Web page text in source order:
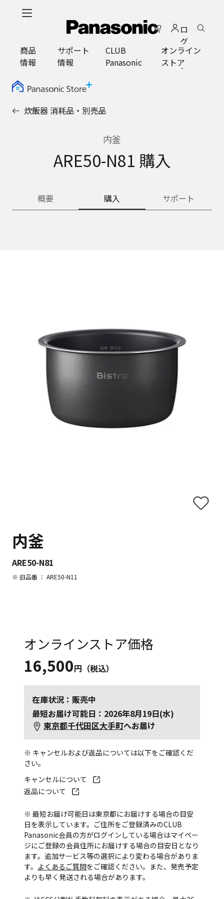
ロ
グ
イ
ン
商品
情報
サポート
情報
CLUB
Panasonic
オンライン
ストア
炊飯器 消耗品・別売品
内釜
ARE50-N81 購入
概要 購入 サポート
内釜
ARE50-N81
※ 旧品番 ： ARE50-N11
オンラインストア価格
16,500円（税込）
在庫状況：販売中
最短お届け可能日：2026年8月19日(水)
東京都千代田区大手町へお届け
※ キャンセルおよび返品については以下をご確認くだ
さい。
キャンセルについて
返品について
※ 最短お届け可能日は東京都にお届けする場合の目安
日を表示しています。ご住所をご登録済みのCLUB
Panasonic会員の方がログインしている場合はマイペー
ジにご登録の会員住所にお届けする場合の目安日となり
ます。追加サービス等の選択により変わる場合がありま
す。 よくあるご質問をご確認ください。また、発売予定
よりも早く発送される場合があります。